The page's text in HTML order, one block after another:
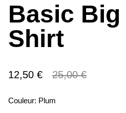
Basic Big
Shirt
12,50 € 25,00 €
Couleur: Plum